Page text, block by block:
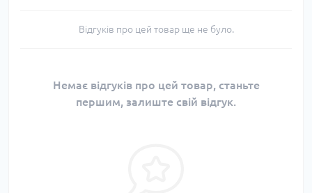
Відгуків про цей товар ще не було.
Немає відгуків про цей товар, станьте
першим, залиште свій відгук.